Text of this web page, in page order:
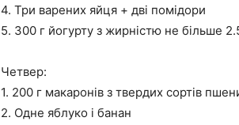
4. Три варених яйця + дві помідори
5. 300 г йогурту з жирністю не більше
Четвер:
1. 200 г макаронів з твердих сортів
2. Одне яблуко і банан